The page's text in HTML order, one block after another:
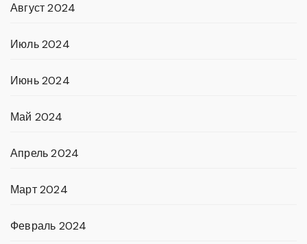
Август 2024
Июль 2024
Июнь 2024
Май 2024
Апрель 2024
Март 2024
Февраль 2024